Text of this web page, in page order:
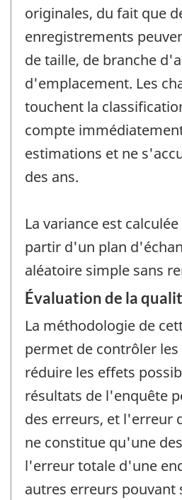
originales, du fait que
enregistrements
de taille, de branche
d'emplacement. Les
touchent la
compte
estimations et ne
des ans.
La variance est
partir d'un plan
aléatoire simple sans
Évaluation de la
La méthodologie de
permet de contrôler
réduire les effets
résultats de l'enquête
des erreurs, et l'erreur
ne constitue qu'une
l'erreur totale d'une
autres erreurs pouvant